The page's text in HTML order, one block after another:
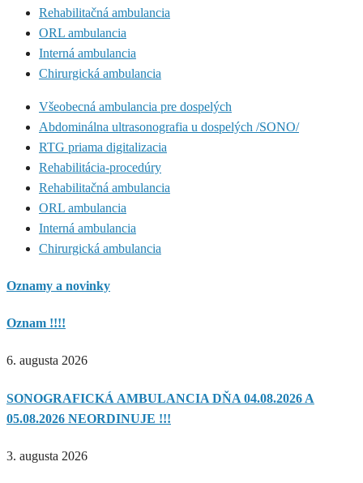
Rehabilitačná ambulancia
ORL ambulancia
Interná ambulancia
Chirurgická ambulancia
Všeobecná ambulancia pre dospelých
Abdominálna ultrasonografia u dospelých /SONO/
RTG priama digitalizacia
Rehabilitácia-procedúry
Rehabilitačná ambulancia
ORL ambulancia
Interná ambulancia
Chirurgická ambulancia
Oznamy a novinky
Oznam !!!!
6. augusta 2026
SONOGRAFICKÁ AMBULANCIA DŇA 04.08.2026 A
05.08.2026 NEORDINUJE !!!
3. augusta 2026